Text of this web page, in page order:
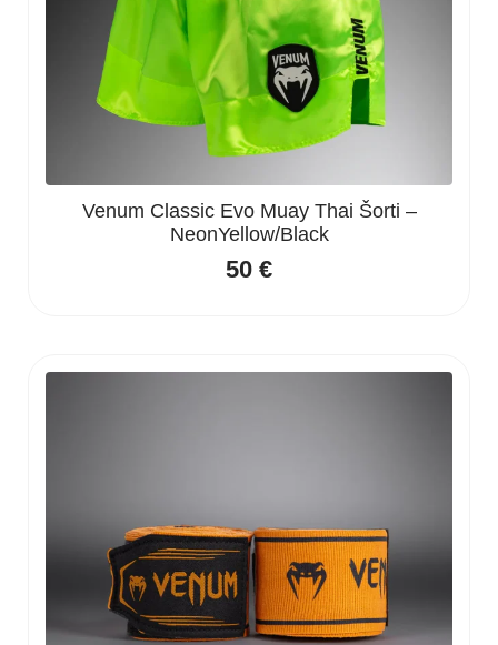
Venum Classic Evo Muay Thai Šorti –
NeonYellow/Black
50 €